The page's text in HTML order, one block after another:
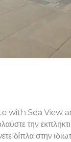
with Sea View
την
δίπλα στην